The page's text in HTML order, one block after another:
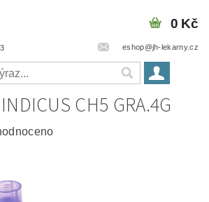
eshop@jh-lekarny.cz
0 Kč
CH5 GRA.4G